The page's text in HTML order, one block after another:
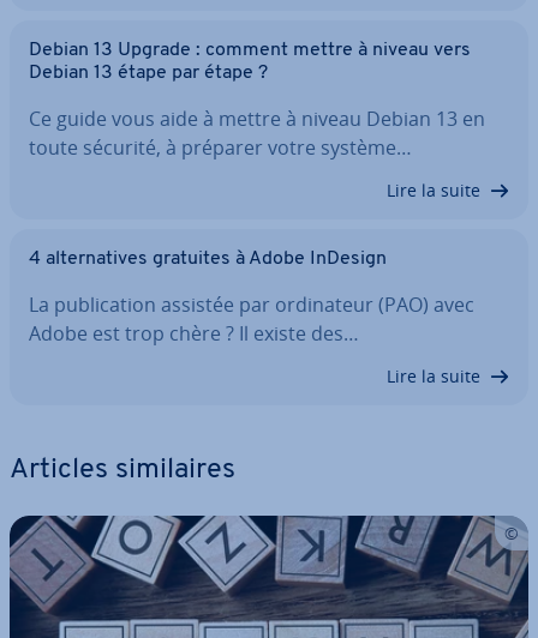
Debian 13 Upgrade : comment mettre à niveau vers
Debian 13 étape par étape ?
Ce guide vous aide à mettre à niveau Debian 13 en
toute sécurité, à préparer votre système…
Lire la suite
4 al­ter­na­tives gratuites à Adobe InDesign
La pu­bli­ca­tion assistée par or­di­na­teur (PAO) avec
Adobe est trop chère ? Il existe des…
Lire la suite
Articles si­mi­laires